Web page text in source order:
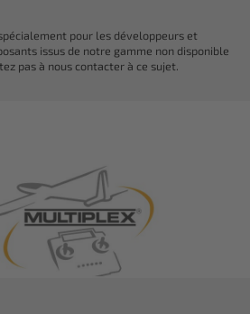
pour les développeurs et
issus de notre gamme non disponible
pas à nous contacter à ce sujet.